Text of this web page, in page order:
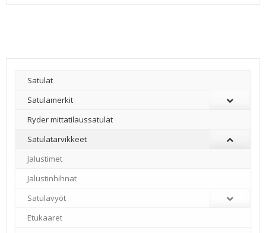
Satulat
Satulamerkit
Ryder mittatilaussatulat
Satulatarvikkeet
–
Jalustimet
Jalustinhihnat
Satulavyöt
Etukaaret